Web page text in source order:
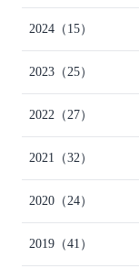
2024 （15）
2023 （25）
2022 （27）
2021 （32）
2020 （24）
2019 （41）